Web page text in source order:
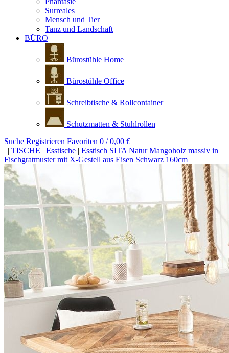
Surreales
Mensch und Tier
Tanz und Landschaft
BÜRO
Bürostühle Home
Bürostühle Office
Schreibtische & Rollcontainer
Schutzmatten & Stuhlrollen
Suche Registrieren Favoriten 0 / 0,00 €
| | TISCHE | Esstische | Esstisch SITA Natur Mangoholz massiv in
Fischgratmuster mit X-Gestell aus Eisen Schwarz 160cm